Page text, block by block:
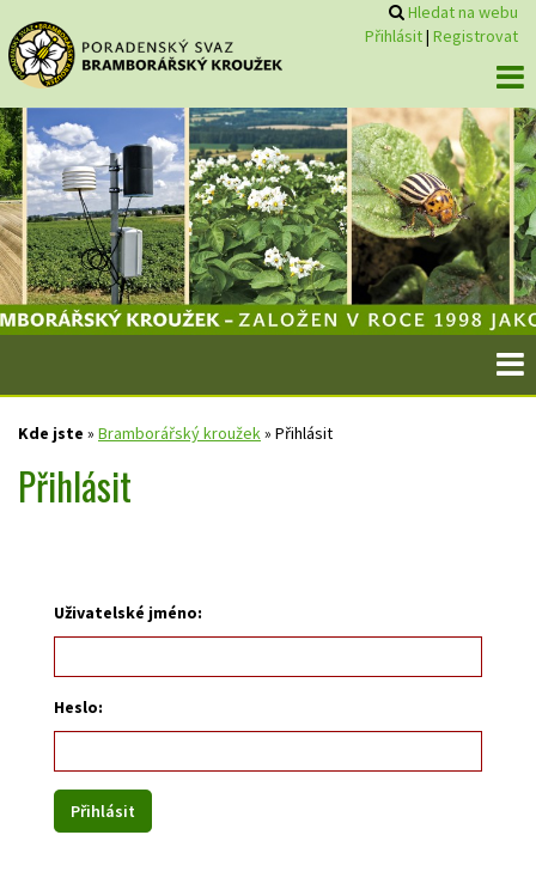
Hledat na webu
Přihlásit| Registrovat
Kde jste » Bramborářský kroužek» Přihlásit
Přihlásit
Uživatelské jméno:
Heslo: